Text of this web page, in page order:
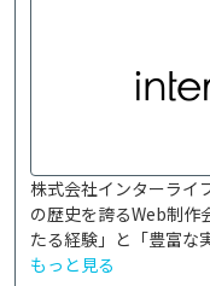
株式会社インターライ
の歴史を誇るWeb制作
たる経験」と「豊富な
もっと見る